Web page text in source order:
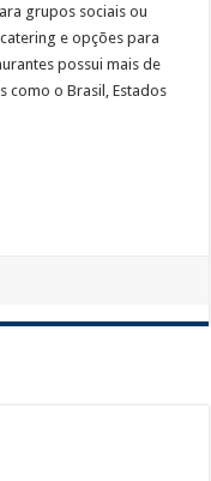
grupos sociais ou
e opções para
possui mais de
como o Brasil, Estados